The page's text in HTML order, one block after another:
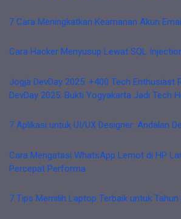
7 Cara Meningkatkan Keamanan Akun
Cara Hacker Menyusup Lewat SQL
Jogja DevDay 2025: +400 Tech Enthusiast
DevDay 2025: Bukti Yogyakarta Jadi Tech
7 Aplikasi untuk UI/UX Designer: Andalan
Cara Mengatasi WhatsApp Lemot di HP
Percepat Performa
7 Tips Memilih Laptop Terbaik untuk Tahun